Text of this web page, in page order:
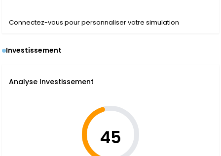
Connectez-vous pour personnaliser votre simulation
Investissement
Analyse Investissement
45